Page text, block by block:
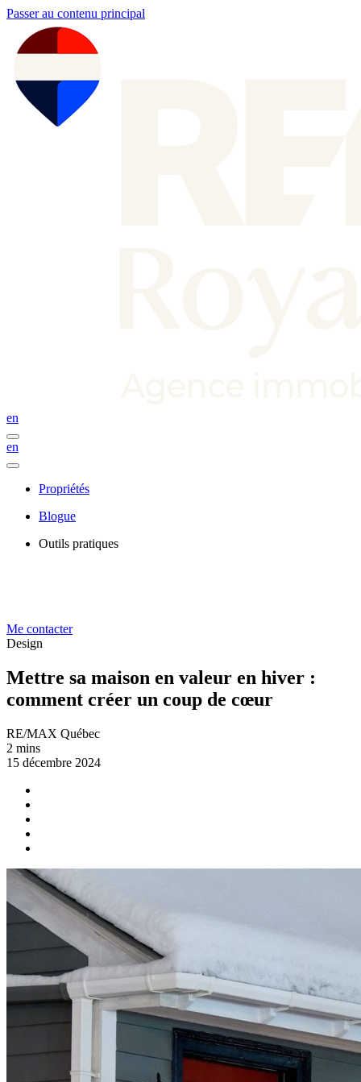
Passer au contenu principal
en
en
Propriétés
Blogue
Outils pratiques
Me contacter
Design
Mettre sa maison en valeur en hiver :
comment créer un coup de cœur
RE/MAX Québec
2 mins
15 décembre 2024